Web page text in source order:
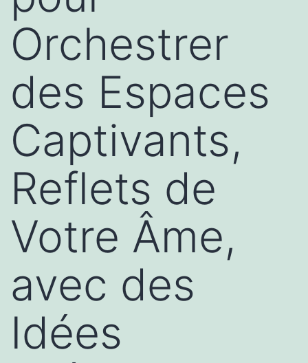
Orchestrer
des Espaces
Captivants,
Reflets de
Votre Âme,
avec des
Idées